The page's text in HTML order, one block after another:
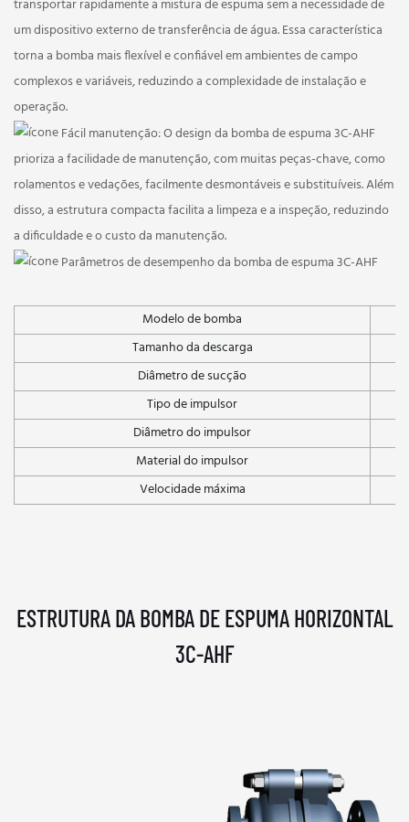
transportar rapidamente a mistura de espuma sem a necessidade de
um dispositivo externo de transferência de água. Essa característica
torna a bomba mais flexível e confiável em ambientes de campo
complexos e variáveis, reduzindo a complexidade de instalação e
operação.
Fácil manutenção: O design da bomba de espuma 3C-AHF
prioriza a facilidade de manutenção, com muitas peças-chave, como
rolamentos e vedações, facilmente desmontáveis ​​e substituíveis. Além
disso, a estrutura compacta facilita a limpeza e a inspeção, reduzindo
a dificuldade e o custo da manutenção.
Parâmetros de desempenho da bomba de espuma 3C-AHF
Modelo de bomba
Tamanho da descarga
Diâmetro de sucção
Tipo de impulsor
Diâmetro do impulsor
Material do impulsor
Velocidade máxima
ESTRUTURA DA BOMBA DE ESPUMA HORIZONTAL
3C-AHF